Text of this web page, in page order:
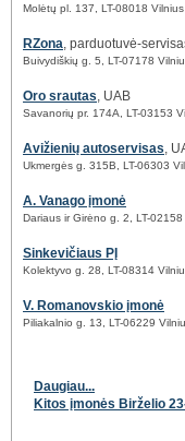
Molėtų pl. 137, LT-08018 Vilnius
RZona, parduotuvė-
Buivydiškių g. 5, LT-07178
Oro srautas, UAB
Savanorių pr. 174A, LT-03153
Avižienių autoservisas,
Ukmergės g. 315B, LT-06303
A. Vanago įmonė
Dariaus ir Girėno g. 2, LT-02158
Sinkevičiaus PĮ
Kolektyvo g. 28, LT-08314
V. Romanovskio įmonė
Piliakalnio g. 13, LT-06229
Daugiau...
Kitos įmonės Birželio